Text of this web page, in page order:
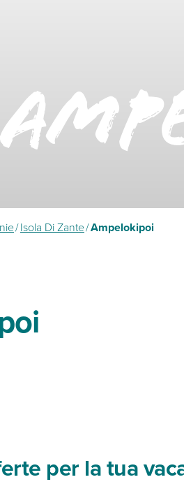
/Isola Di Zante/Ampelokipoi
per la tua